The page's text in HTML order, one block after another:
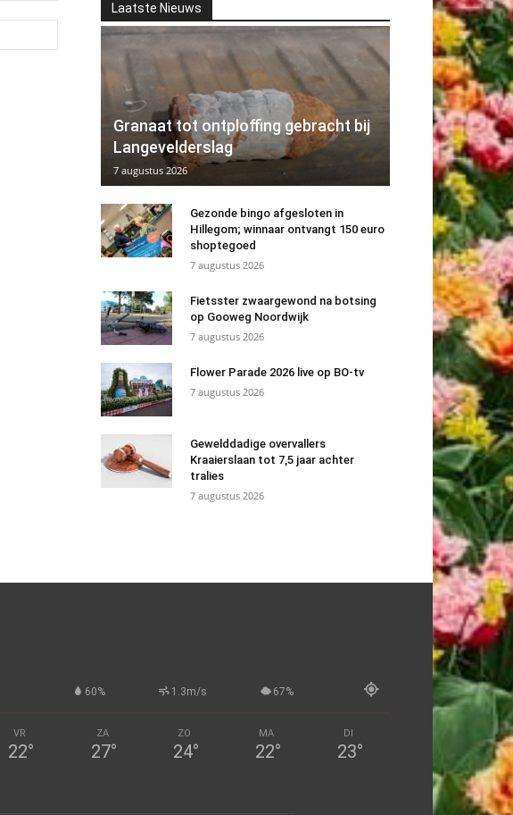
Laatste Nieuws
Granaat tot ontploffing gebracht bij
Langevelderslag
7 augustus 2026
Gezonde bingo afgesloten in
Hillegom; winnaar ontvangt 150 euro
shoptegoed
7 augustus 2026
Fietsster zwaargewond na botsing
op Gooweg Noordwijk
7 augustus 2026
Flower Parade 2026 live op BO-tv
7 augustus 2026
Gewelddadige overvallers
Kraaierslaan tot 7,5 jaar achter
tralies
7 augustus 2026
60% 1.3m/s 67%
VR
22°
ZA
27°
ZO
24°
MA
22°
DI
23°